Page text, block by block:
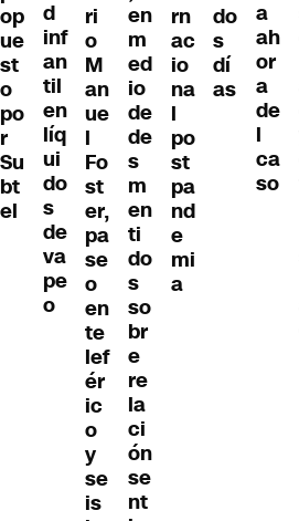
op
ue
st
o
po
r
Su
bt
el
d
inf
an
til
en
líq
ui
do
s
de
va
pe
o
ri
o
M
an
ue
l
Fo
st
er,
pa
se
o
en
te
lef
ér
ic
o
y
se
is
en
m
ed
io
de
de
s
m
en
ti
do
s
so
br
e
re
la
ci
ón
se
nt
rn
ac
io
na
l
po
st
pa
nd
e
mi
a
do
s
dí
as
a
ah
or
a
de
l
ca
so